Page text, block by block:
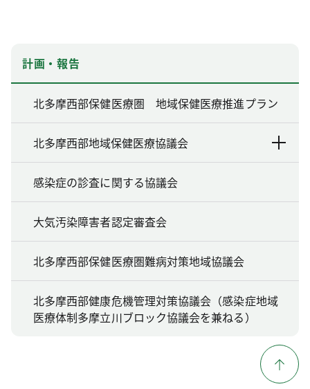
計画・報告
北多摩西部保健医療圏 地域保健医療推進プラン
北多摩西部地域保健医療協議会
感染症の診査に関する協議会
大気汚染障害者認定審査会
北多摩西部保健医療圏難病対策地域協議会
北多摩西部健康危機管理対策協議会（感染症地域
医療体制多摩立川ブロック協議会を兼ねる）